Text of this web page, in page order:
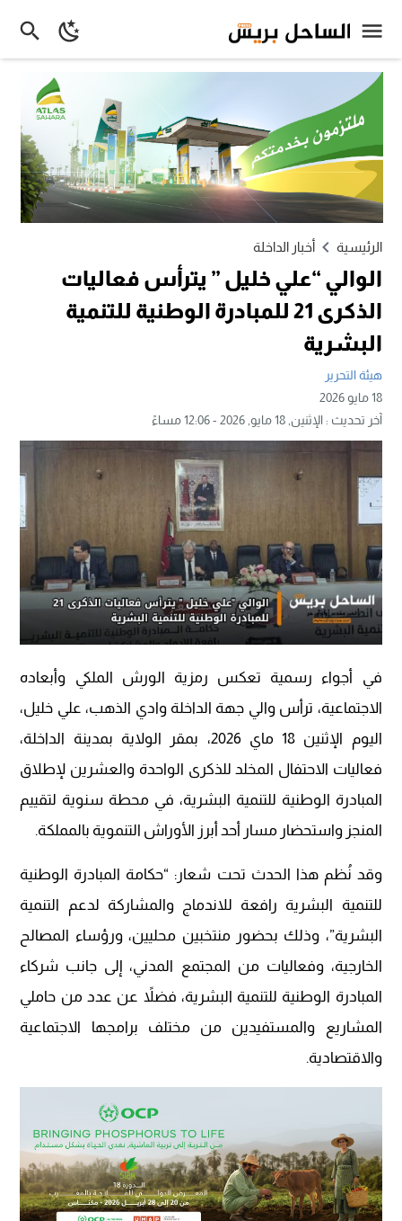
الرئيسية أخبار الداخلة
الوالي “علي خليل ” يترأس فعاليات
الذكرى 21 للمبادرة الوطنية للتنمية
البشرية
هيئة التحرير
18 مايو 2026
آخر تحديث :الإثنين, 18 مايو, 2026 - 12:06 مساءً
في أجواء رسمية تعكس رمزية الورش الملكي وأبعاده
الاجتماعية، ترأس والي جهة الداخلة وادي الذهب، علي خليل،
اليوم الإثنين 18 ماي 2026، بمقر الولاية بمدينة الداخلة،
فعاليات الاحتفال المخلد للذكرى الواحدة والعشرين لإطلاق
المبادرة الوطنية للتنمية البشرية، في محطة سنوية لتقييم
المنجز واستحضار مسار أحد أبرز الأوراش التنموية بالمملكة.
وقد نُظم هذا الحدث تحت شعار: “حكامة المبادرة الوطنية
للتنمية البشرية رافعة للاندماج والمشاركة لدعم التنمية
البشرية”، وذلك بحضور منتخبين محليين، ورؤساء المصالح
الخارجية، وفعاليات من المجتمع المدني، إلى جانب شركاء
المبادرة الوطنية للتنمية البشرية، فضلاً عن عدد من حاملي
المشاريع والمستفيدين من مختلف برامجها الاجتماعية
والاقتصادية.